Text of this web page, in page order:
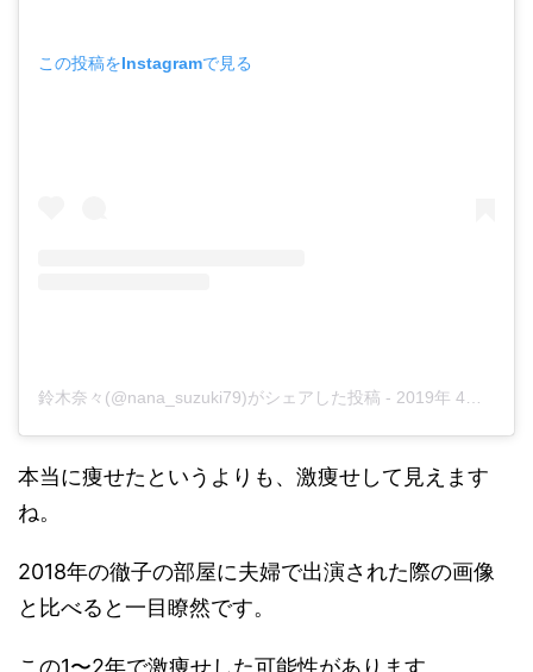
この投稿をInstagramで見る
鈴木奈々(@nana_suzuki79)がシェアした投稿 - 2019年 4月月2日午後7時02分PDT
本当に痩せたというよりも、激痩せして見えます
ね。
2018年の徹子の部屋に夫婦で出演された際の画像
と比べると一目瞭然です。
この1〜2年で激痩せした可能性があります。